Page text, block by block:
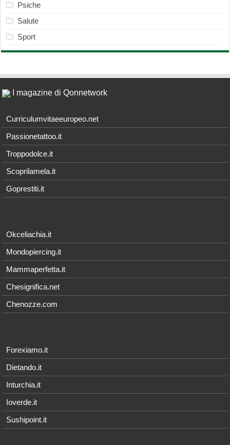
Psiche
Salute
Sport
I magazine di Qonnetwork
Curriculumvitaeeuropeo.net
Passionetattoo.it
Troppodolce.it
Scoprilamela.it
Goprestiti.it
Okceliachia.it
Mondopiercing.it
Mammaperfetta.it
Chesignifica.net
Chenozze.com
Forexiamo.it
Dietando.it
Inturchia.it
Ioverde.it
Sushipoint.it